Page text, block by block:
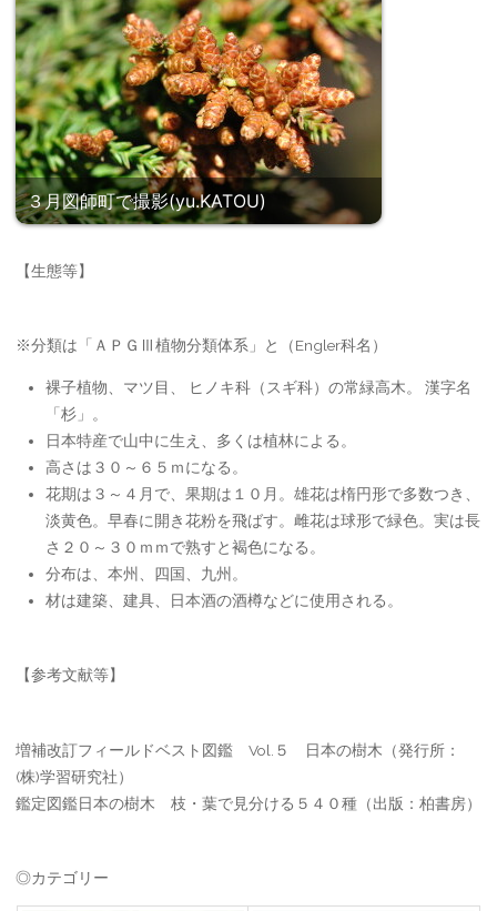
３月図師町で撮影(yu.KATOU)
【生態等】
※分類は「ＡＰＧⅢ植物分類体系」と（Engler科名）
裸子植物、マツ目、 ヒノキ科（スギ科）の常緑高木。 漢字名
「杉」。
日本特産で山中に生え、多くは植林による。
高さは３０～６５ｍになる。
花期は３～４月で、果期は１０月。雄花は楕円形で多数つき、
淡黄色。早春に開き花粉を飛ばす。雌花は球形で緑色。実は長
さ２０～３０ｍｍで熟すと褐色になる。
分布は、本州、四国、九州。
材は建築、建具、日本酒の酒樽などに使用される。
【参考文献等】
増補改訂フィールドベスト図鑑 Vol.５ 日本の樹木（発行所：
(株)学習研究社）
鑑定図鑑日本の樹木 枝・葉で見分ける５４０種（出版：柏書房）
◎カテゴリー